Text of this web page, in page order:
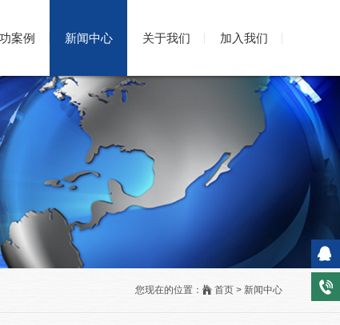
案例 新闻中心 关于我们 加入我们
您现在的位置： 首页 > 新闻中心
在